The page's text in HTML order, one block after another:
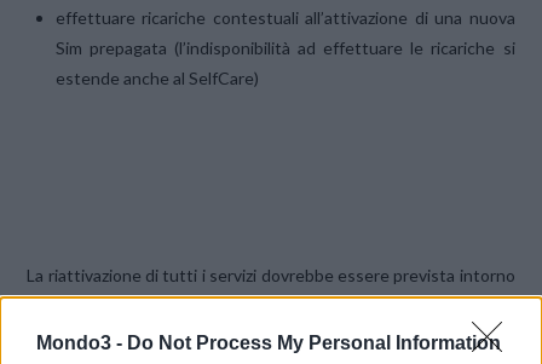
Mondo3 - Do Not Process My Personal Information
effettuare ricariche contestuali all’attivazione di una nuova
Sim prepagata (l’indisponibilità ad effettuare le ricariche si
estende anche al SelfCare)
La riattivazione di tutti i servizi dovrebbe essere prevista intorno
alle 15.30 di domenica 19 gennaio 2014.